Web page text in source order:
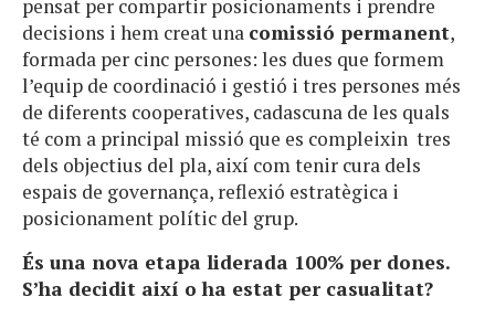
pensat per compartir posicionaments i prendre
decisions i hem creat una comissió permanent,
formada per cinc persones: les dues que formem
l’equip de coordinació i gestió i tres persones més
de diferents cooperatives, cadascuna de les quals
té com a principal missió que es compleixin tres
dels objectius del pla, així com tenir cura dels
espais de governança, reflexió estratègica i
posicionament polític del grup.
És una nova etapa liderada 100% per dones.
S’ha decidit així o ha estat per casualitat?